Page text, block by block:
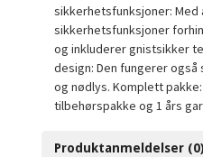
sikkerhetsfunksjoner: Med
sikkerhetsfunksjoner
og inkluderer gnistsikker
design: Den fungerer
og nødlys. Komplett
tilbehørspakke og 1 års
Produktanmeldelser (0)